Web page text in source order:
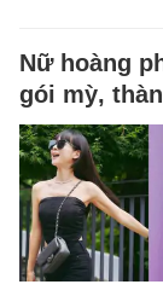
Nữ hoàng
gói mỳ,